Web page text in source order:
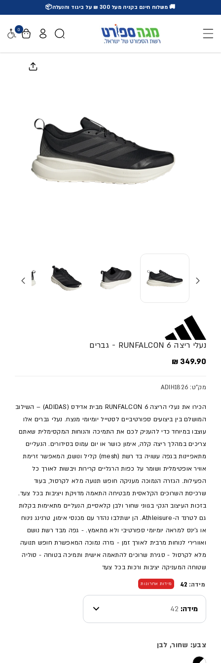
🚚 משלוח חינם בקניה מעל 300 ₪ על ביגוד והנעלה📦
0
נעלי ריצה RUNFALCON 6 - גברים
מחיר מלא
349.90 ₪
מק"ט: ADIH1826
הכירו את נעלי הריצה RUNFALCON 6 מבית אדידס (ADIDAS) – השילוב
המושלם בין ביצועים ספורטיביים לסטייל יומיומי מנצח. נעלי גברים אלו
עוצבו במיוחד כדי להעניק לכם את התמיכה והנוחות המקסימלית שאתם
צריכים במהלך ריצה קלה, אימון כושר או יום עמוס בסידורים. הנעליים
מתאפיינות בגפה עשויה בד רשת (mesh) קליל ונושם, המאפשר זרימת
אוויר אופטימלית ושומר על כפות הרגליים קרירות ויבשות לאורך כל
הפעילות. הגזרה הנמוכה מעניקה חופש תנועה מלא לקרסול, בעוד
שרכיסת השרוכים הקלאסית מבטיחה התאמה מדויקת ויציבות בכל צעד.
בזכות העיצוב הנקי בגווני שחור ולבן קלאסיים, הנעליים מתאימות בקלות
גם לטרנד ה-Athleisure. הן ישתלבו נהדר עם מכנסי אימון, טרנינג נינוח
או ג'ינס למראה יומיומי ספורטיבי ולא מתאמץ. - גפה מבד רשת נושם
ואוורירי לנוחות מרבית לאורך זמן - גזרה נמוכה המאפשרת חופש תנועה
מלא לקרסול - סגירת שרוכים להתאמה אישית ותמיכה בטוחה - סוליה
שטוחה המעניקה יציבות ורכות בכל צעד
מידה: 42 מידות אחרונות
מידה: 42
צבע: שחור, לבן